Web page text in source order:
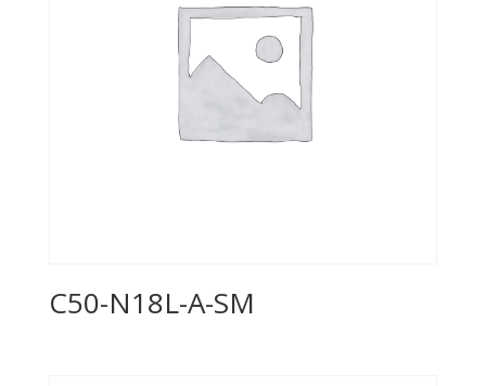
C50-N18L-A-SM